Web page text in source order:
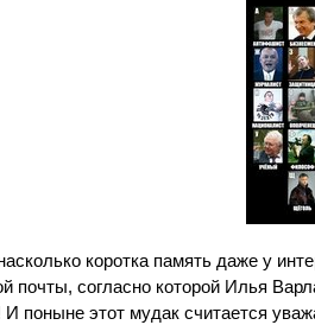
коротка память даже у
почты, согласно которой Илья
И поныне этот мудак считается